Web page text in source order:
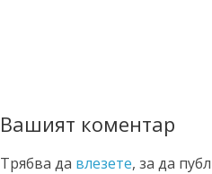
Вашият коментар
Трябва да влезете, за да